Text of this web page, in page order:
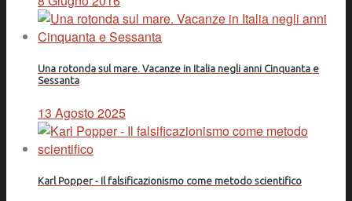
Una rotonda sul mare. Vacanze in Italia negli anni Cinquanta e
Sessanta
13 Agosto 2025
Karl Popper - Il falsificazionismo come metodo scientifico